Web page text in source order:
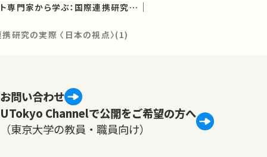
欧州の研究マネジメント専門家から学ぶ：国際連携研究で求められるスキルと役割
研究の実際 〈日本の視点〉(1)
お問い合わせ
UTokyo Channelで公開をご希望の方へ
（東京大学の教員・職員向け）